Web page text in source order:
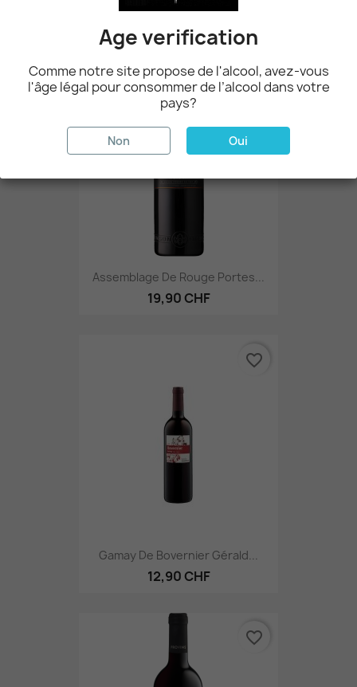
Assemblage De Rouge Portes...
19,90 CHF
favorite_border
Gamay De Bovernier Gérald...
12,90 CHF
favorite_border
favorite_border
Age verification
Comme notre site propose de l'alcool, avez-vous
l'âge légal pour consommer de l’alcool dans votre
pays?
Non Oui